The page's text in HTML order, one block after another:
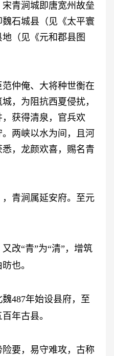
青涧城即唐宽州故垒
魏石城县（见《太平寰
（见《元和郡县图
仲俺、大将种世衡在
，为阻抗西夏侵扰，
获得清泉，官兵欢
两峡以水为间，且河
，龙颜欢喜，赐名青
，青涧属延安府。至元
又改“青”为“清”，增筑
也。
魏487年始设县府，至
年古县。
要，易守难攻，古称